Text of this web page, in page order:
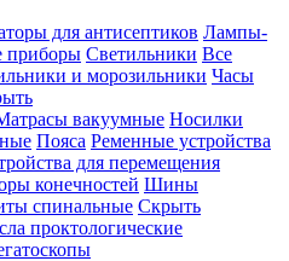
для антисептиков Лампы-
приборы Светильники Все
и морозильники Часы
вакуумные Носилки
Пояса Ременные устройства
для перемещения
конечностей Шины
спинальные Скрыть
проктологические